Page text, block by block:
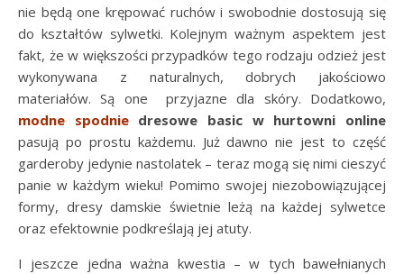
nie będą one krępować ruchów i swobodnie dostosują się
do kształtów sylwetki. Kolejnym ważnym aspektem jest
fakt, że w większości przypadków tego rodzaju odzież jest
wykonywana z naturalnych, dobrych jakościowo
materiałów. Są one przyjazne dla skóry. Dodatkowo,
modne spodniedresowe basic w hurtowni online
pasują po prostu każdemu. Już dawno nie jest to część
garderoby jedynie nastolatek – teraz mogą się nimi cieszyć
panie w każdym wieku! Pomimo swojej niezobowiązującej
formy, dresy damskie świetnie leżą na każdej sylwetce
oraz efektownie podkreślają jej atuty.
I jeszcze jedna ważna kwestia – w tych bawełnianych